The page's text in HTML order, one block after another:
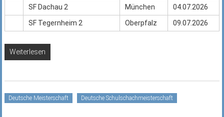
SF Dachau 2
München
04.07.2026
SF Tegernheim 2
Oberpfalz 09.07.2026
Weiterlesen
Deutsche Meisterschaft Deutsche Schulschachmeisterschaft